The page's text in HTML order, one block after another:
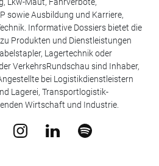
Lkw-Maut, Fahrverbote,
sowie Ausbildung und Karriere,
Informative Dossiers bietet die
Produkten und Dienstleistungen
Lagertechnik oder
VerkehrsRundschau sind Inhaber,
bei Logistikdienstleistern
Lagerei, Transportlogistik-
Wirtschaft und Industrie.